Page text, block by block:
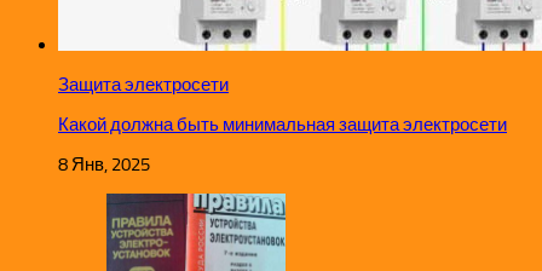
Защита электросети
Какой должна быть минимальная защита электросети
8 Янв, 2025